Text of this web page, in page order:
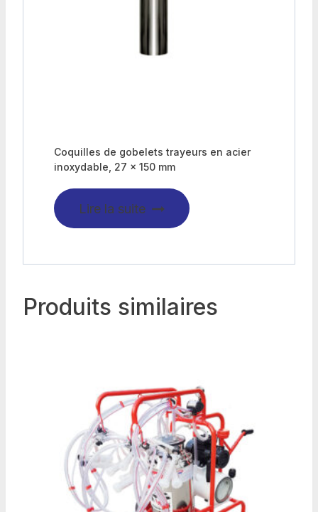
Coquilles de gobelets trayeurs en acier
inoxydable, 27 x 150 mm
Lire la suite
Produits similaires